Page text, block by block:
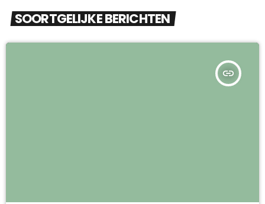
SOORTGELIJKE BERICHTEN
insert_link